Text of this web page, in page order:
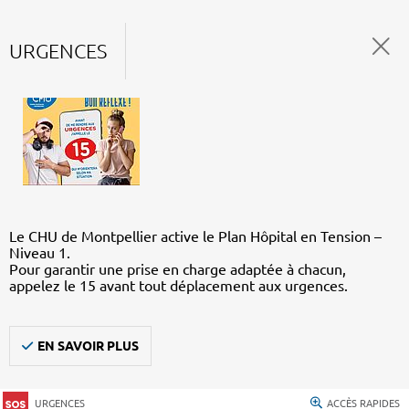
URGENCES
Le CHU de Montpellier active le Plan Hôpital en Tension –
Niveau 1.
Pour garantir une prise en charge adaptée à chacun,
appelez le 15 avant tout déplacement aux urgences.
EN SAVOIR PLUS
URGENCES ACCÈS RAPIDES